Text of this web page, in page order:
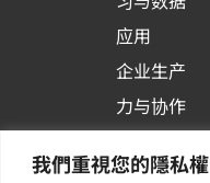
我們重視您的隱私權
应用
企业生产
力与协作
台应用